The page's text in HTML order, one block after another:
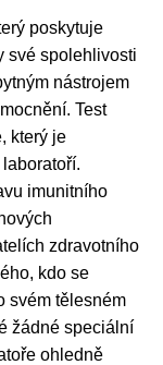
poskytuje
své spolehlivosti
nástrojem
Test
který je
imunitního
zdravotního
kdo se
svém tělesném
žádné speciální
ohledně